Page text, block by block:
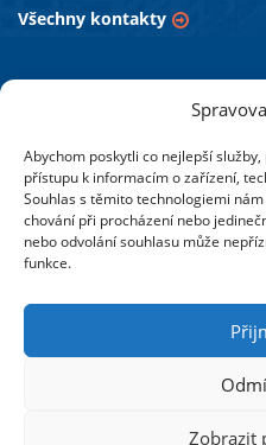
Abychom poskytli co nejlepší
přístupu k informacím o zařízení,
Souhlas s těmito technologiemi
chování při procházení nebo
nebo odvolání souhlasu může
funkce.
Zobrazit
Všechny kontakty
PARIS vzdělávací
Působíme v oblasti
Pořádáme odborné semináře
programy zejména v
krajských měst České
školství. Soustředíme se na
pracovněprávní, ekonomickou
a školských zařízení.